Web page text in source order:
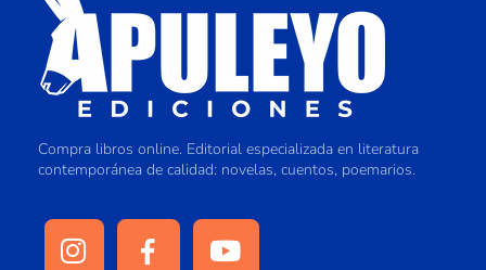
Compra libros online. Editorial especializada en literatura
contemporánea de calidad: novelas, cuentos, poemarios.